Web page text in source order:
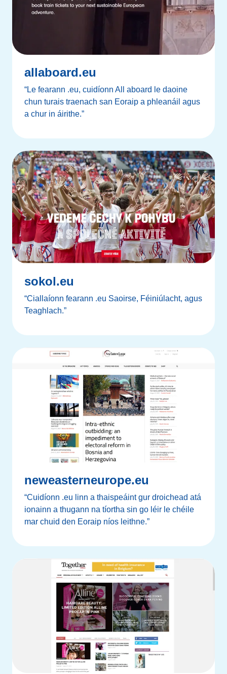
allaboard.eu
“Le fearann .eu, cuidíonn All aboard le daoine
chun turais traenach san Eoraip a phleanáil agus
a chur in áirithe.”
sokol.eu
“Ciallaíonn fearann .eu Saoirse, Féiniúlacht, agus
Teaghlach.”
neweasterneurope.eu
“Cuidíonn .eu linn a thaispeáint gur droichead atá
ionainn a thugann na tíortha sin go léir le chéile
mar chuid den Eoraip níos leithne.”